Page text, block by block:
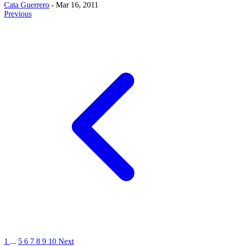
Cata Guerrero - Mar 16, 2011
Previous
1 ... 5 6 7 8 9 10 Next